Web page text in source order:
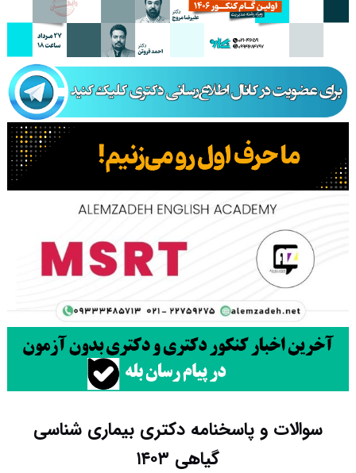
سوالات و پاسخنامه دکتری بیماری شناسی
گیاهی ۱۴۰۳